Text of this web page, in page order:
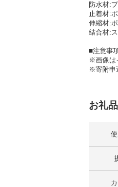
防水材:
止着材:
伸縮材:
結合材:
■注意事
※画像は
※寄附申
お礼